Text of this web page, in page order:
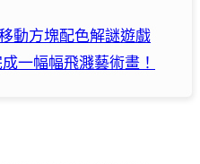
動方塊配色解謎遊戲
一幅幅飛濺藝術畫！